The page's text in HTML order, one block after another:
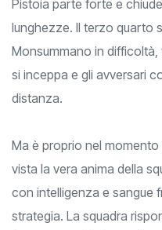
Pistoia parte forte e
lunghezze. Il terzo quarto
Monsummano in difficoltà,
si inceppa e gli avversari
distanza.
Ma è proprio nel
vista la vera anima della
con intelligenza e sangue
strategia. La squadra